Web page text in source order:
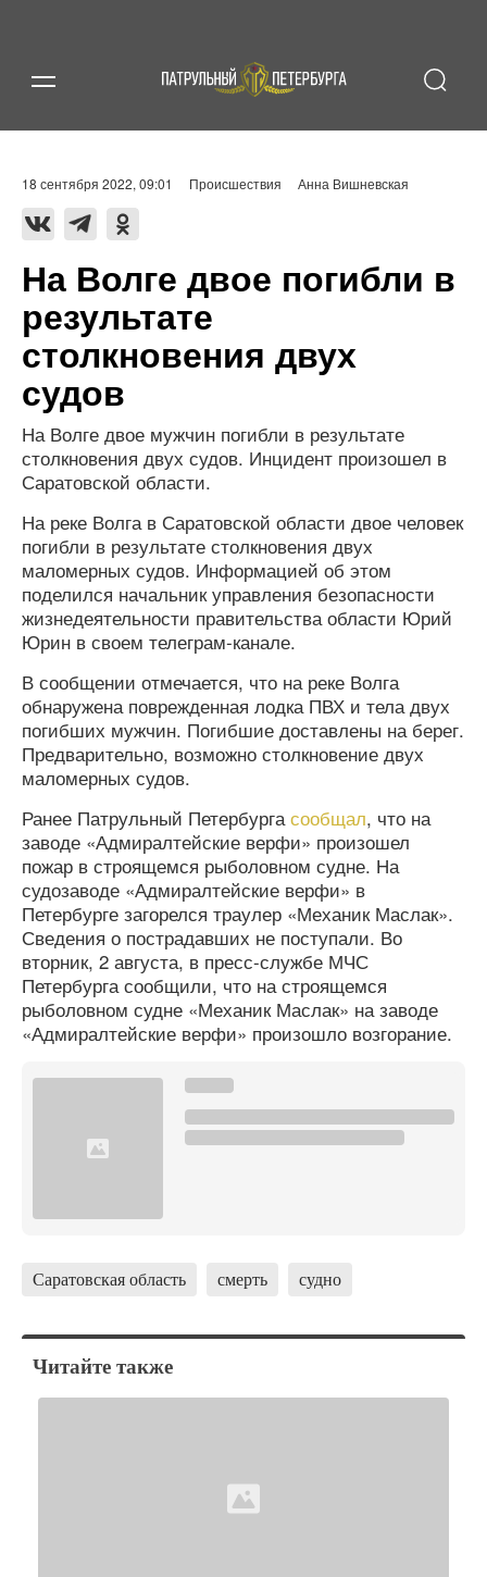
18 сентября 2022, 09:01 Происшествия Анна Вишневская
На Волге двое погибли в
результате
столкновения двух
судов
На Волге двое мужчин погибли в результате
столкновения двух судов. Инцидент произошел в
Саратовской области.
На реке Волга в Саратовской области двое человек
погибли в результате столкновения двух
маломерных судов. Информацией об этом
поделился начальник управления безопасности
жизнедеятельности правительства области Юрий
Юрин в своем телеграм-канале.
В сообщении отмечается, что на реке Волга
обнаружена поврежденная лодка ПВХ и тела двух
погибших мужчин. Погибшие доставлены на берег.
Предварительно, возможно столкновение двух
маломерных судов.
Ранее Патрульный Петербургасообщал, что на
заводе «Адмиралтейские верфи» произошел
пожар в строящемся рыболовном судне. На
судозаводе «Адмиралтейские верфи» в
Петербурге загорелся траулер «Механик Маслак».
Сведения о пострадавших не поступали. Во
вторник, 2 августа, в пресс-службе МЧС
Петербурга сообщили, что на строящемся
рыболовном судне «Механик Маслак» на заводе
«Адмиралтейские верфи» произошло возгорание.
Саратовская область смерть судно
Читайте также